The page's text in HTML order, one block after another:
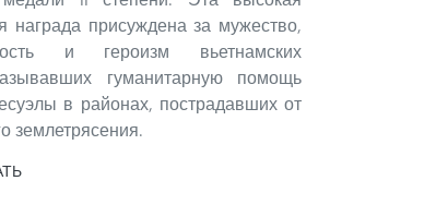
награда присуждена за мужество,
и героизм вьетнамских
гуманитарную помощь
в районах, пострадавших от
землетрясения.